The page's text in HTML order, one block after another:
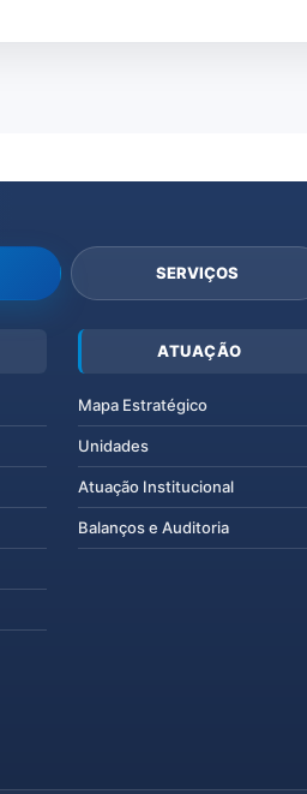
SERVIÇOS
ATUAÇÃO
Mapa Estratégico
Unidades
Atuação Institucional
Balanços e Auditoria